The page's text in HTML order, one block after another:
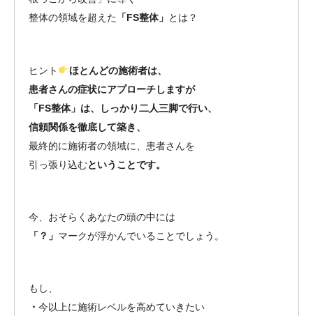
整体の領域を超えた 「FS整体」 とは？
ヒント
ほとんどの施術者は、
患者さんの症状にアプローチしますが
「FS整体」は、しっかり二人三脚で行い、
信頼関係を徹底して築き、
最終的に施術者の領域に、患者さんを
引っ張り込むということです。
今、おそらくあなたの頭の中には
「？」 マークが浮かんでいることでしょう。
もし、
・ 今以上に施術レベルを高めていきたい